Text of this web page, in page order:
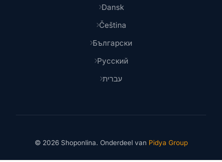
Dansk
Čeština
Български
Русский
עברית
© 2026 Shoponlina. Onderdeel van Pidya Group